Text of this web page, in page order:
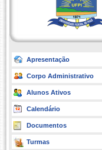
Apresentação
Corpo Administrativo
Alunos Ativos
Calendário
Documentos
Turmas